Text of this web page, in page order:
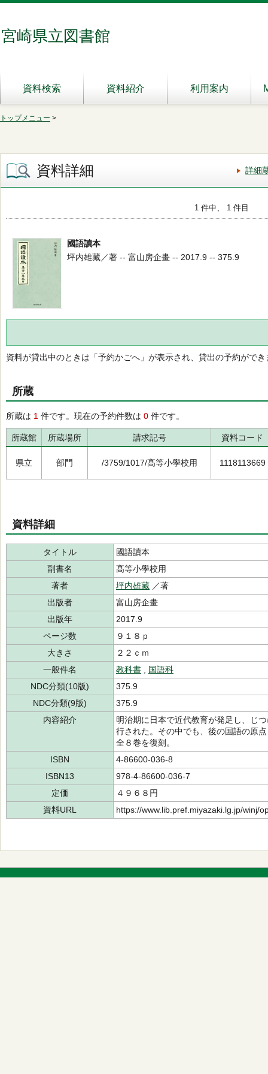
宮崎県立図書館
資料検索 資料紹介 利用案内
トップメニュー >
資料詳細 詳細
1 件中、 1 件目
國語讀本
坪内雄藏／著 -- 富山房企畫 -- 2017.9 -- 375.9
資料が貸出中のときは「予約かごへ」が表示され、貸出の予約ができ
所蔵
所蔵は 1 件です。現在の予約件数は 0 件です。
所蔵館 所蔵場所 請求記号 資料コード
県立 部門 /3759/1017/髙等小學校用 1118113669
資料詳細
タイトル
國語讀本
副書名
髙等小學校用
著者
坪内雄藏 ／著
出版者
富山房企畫
出版年
2017.9
ページ数
９１８ｐ
大きさ
２２ｃｍ
一般件名
教科書
国語科
NDC分類(10版)
375.9
NDC分類(9版)
375.9
内容紹介
明治期に日本で近代教育が発足し、じ
行された。その中でも、後の国語の原
全８巻を復刻。
ISBN
4-86600-036-8
ISBN13
978-4-86600-036-7
定価
４９６８円
資料URL
https://www.lib.pref.miyazaki.lg.jp/winj/